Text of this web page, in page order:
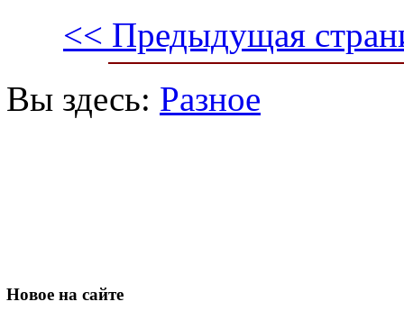
<< Предыдущая
Вы здесь: Разное
Новое на сайте